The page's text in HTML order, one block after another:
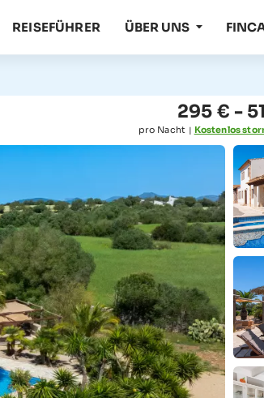
REISEFÜHRER ÜBER UNS
295 € -
pro Nacht | Kostenlos